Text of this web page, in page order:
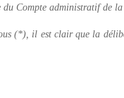
Compte administratif de
(*), il est clair que la